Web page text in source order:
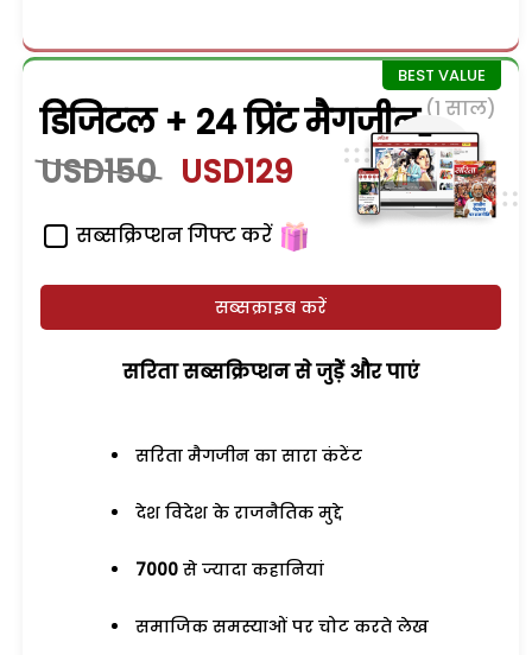
डिजिटल + 24 प्रिंट मैगजीन (1 साल)
USD150 USD129
सब्सक्रिप्शन गिफ्ट करें
सब्सक्राइब करें
सरिता सब्सक्रिप्शन से जुड़ेें और पाएं
सरिता मैगजीन का सारा कंटेंट
देश विदेश के राजनैतिक मुद्दे
7000 से ज्यादा कहानियां
समाजिक समस्याओं पर चोट करते लेख